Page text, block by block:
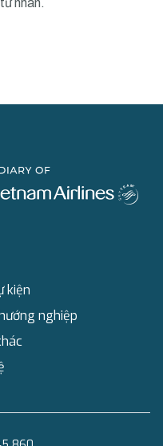
nhân.
kiện
nghiệp